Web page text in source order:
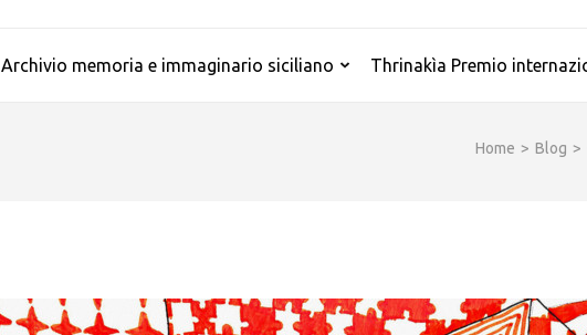
Archivio memoria e immaginario siciliano Thrinakìa Premio
Home > Blog >